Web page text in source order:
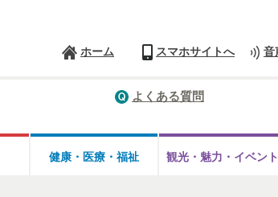
ホーム スマホサイトへ 音
よくある質問
健康・医療・ 福祉 観光・魅力・ イベント